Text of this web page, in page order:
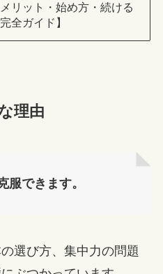
リット・始め方・続ける
全ガイド】
理由
服できます。
選び方、集中力の問題